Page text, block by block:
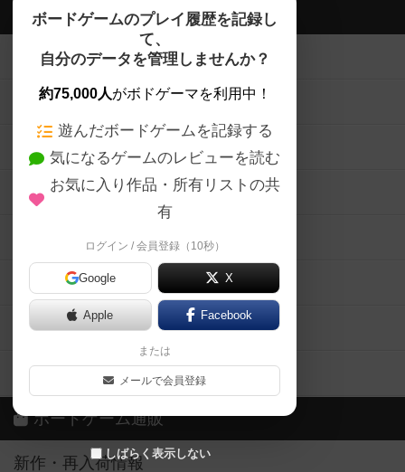
ボードゲームのプレイ履歴を記録し
て、
自分のデータを管理しませんか？
約75,000人がボドゲーマを利用中！
遊んだボードゲームを記録する
気になるゲームのレビューを読む
お気に入り作品・所有リストの共
有
ログイン / 会員登録（10秒）
Google X
Apple Facebook
または
メールで会員登録
しばらく表示しない
ボドゲーマTOP
ボードゲームを検索する
ボードゲームの新着レビュー
ボードゲーム会情報
メカニクス特集
掲示板・トピックス
ボドとも・会員一覧
ボードゲーム業界コラム
ボドゲーマご利用案内
ボードゲーム通販
新作・再入荷情報